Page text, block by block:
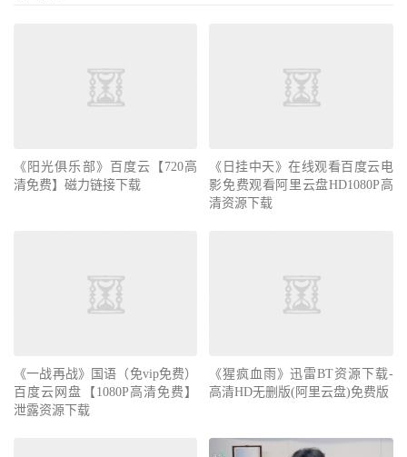
《阳光俱乐部》百度云【720高
清免费】磁力链接下载
《日挂中天》在线观看百度云电
影免费观看阿里云盘HD1080P高
清资源下载
《一战再战》国语（免vip免费）
百度云网盘【1080P高清免费】
泄露资源下载
《猩疯血雨》迅雷BT资源下载-
高清HD无删版(阿里云盘)免费版